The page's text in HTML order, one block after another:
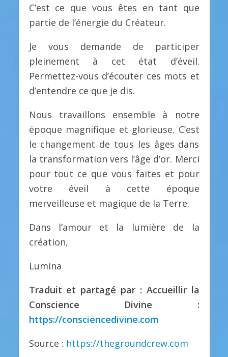
C’est ce que vous êtes en tant que
partie de l’énergie du Créateur.
Je vous demande de participer
pleinement à cet état d’éveil.
Permettez-vous d’écouter ces mots et
d’entendre ce que je dis.
Nous travaillons ensemble à notre
époque magnifique et glorieuse. C’est
le changement de tous les âges dans
la transformation vers l’âge d’or. Merci
pour tout ce que vous faites et pour
votre éveil à cette époque
merveilleuse et magique de la Terre.
Dans l’amour et la lumière de la
création,
Lumina
Traduit et partagé par : Accueillir la
Conscience Divine :
https://consciencedivine.com
Source : https://thegroundcrew.com